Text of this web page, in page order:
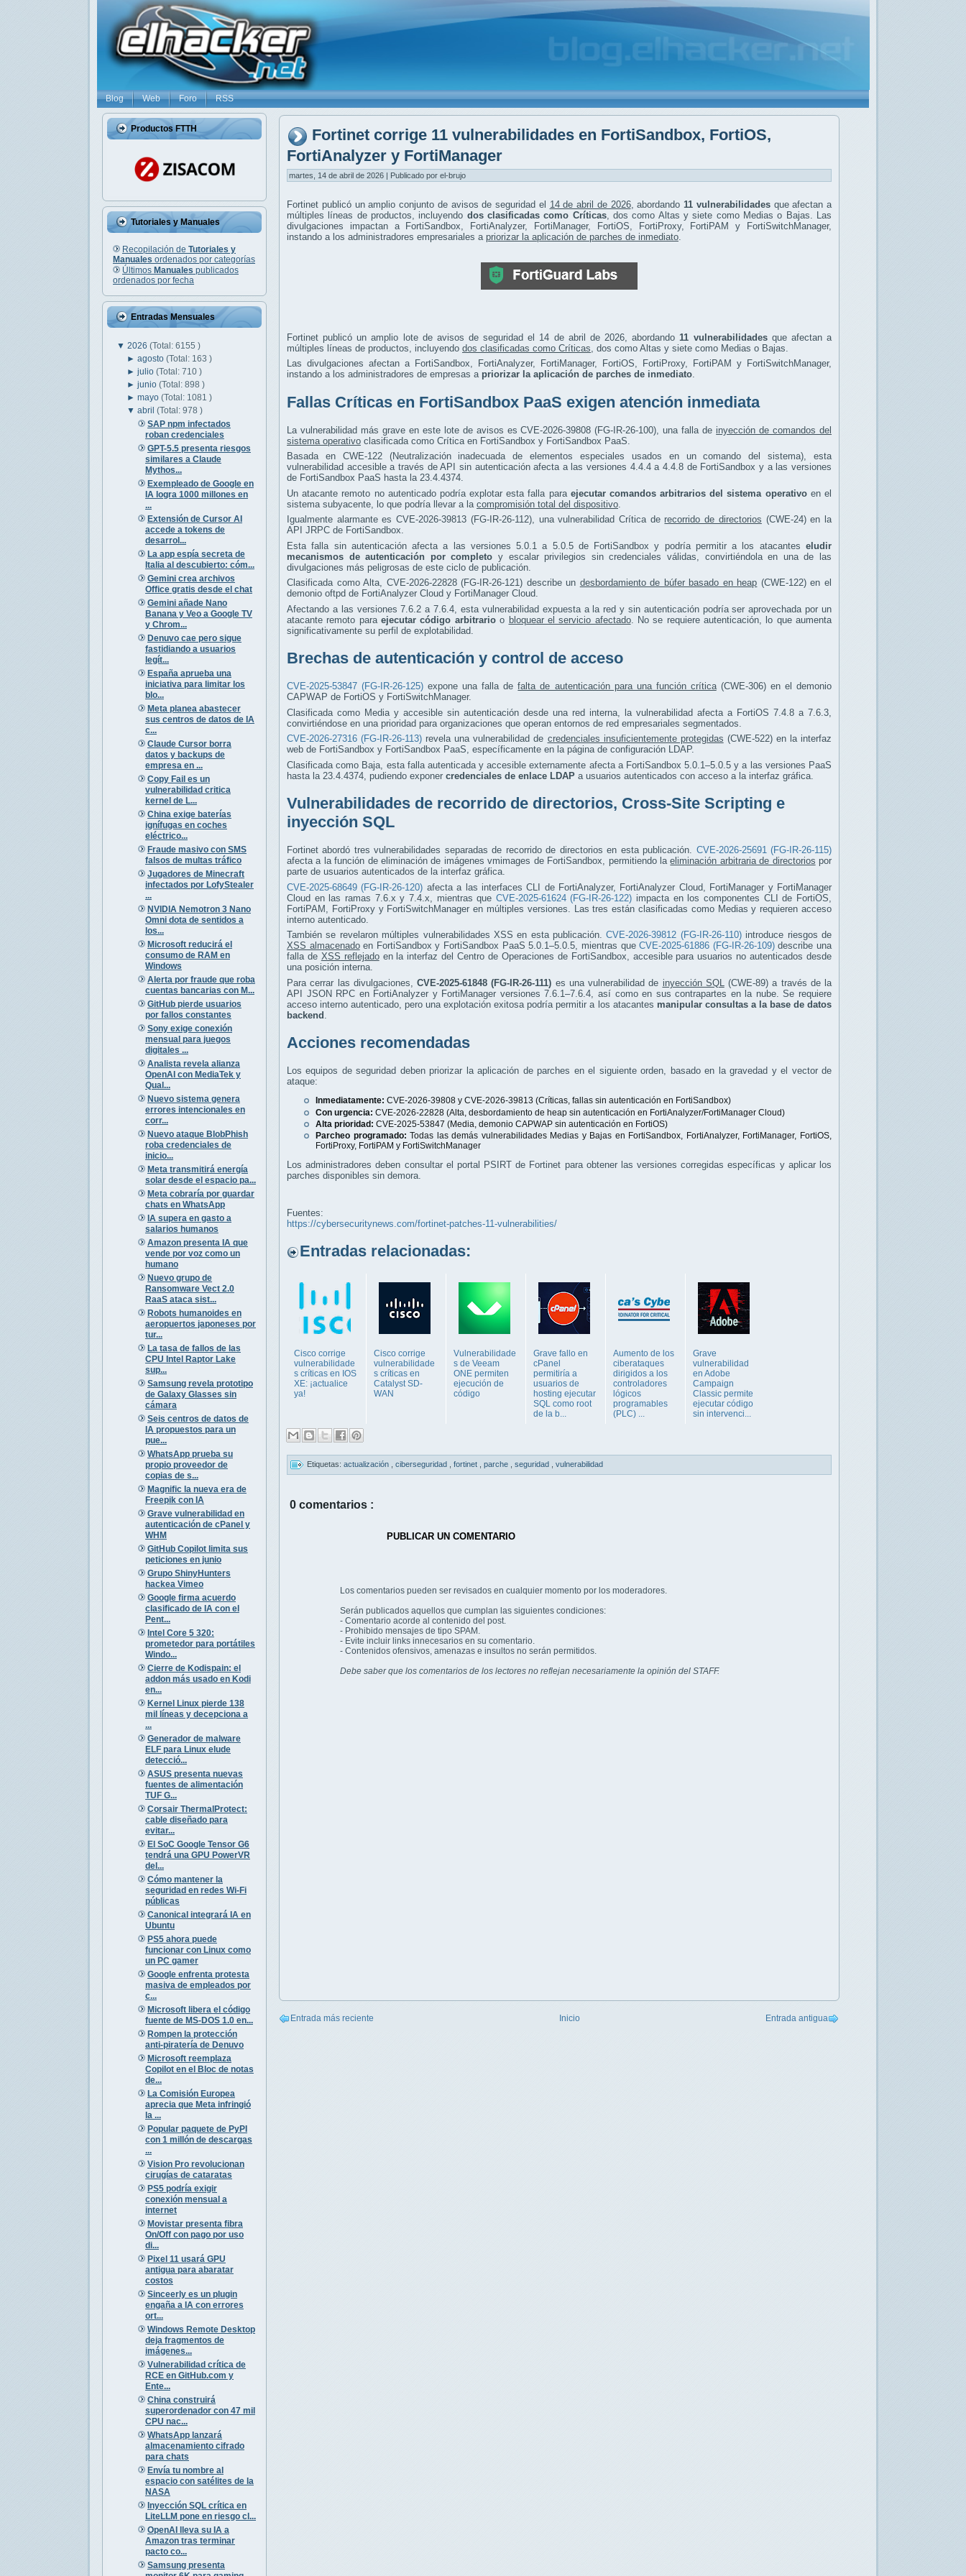
Blog Web Foro RSS
Productos FTTH
Tutoriales y Manuales
Recopilación de Tutoriales y
Manuales ordenados por categorías
Últimos Manuales publicados
ordenados por fecha
Entradas Mensuales
▼ 2026 (Total: 6155 )
►agosto(Total: 163 )
►julio(Total: 710 )
►junio(Total: 898 )
►mayo(Total: 1081 )
▼abril(Total: 978 )
SAP npm infectados
roban credenciales
GPT-5.5 presenta riesgos
similares a Claude
Mythos...
Exempleado de Google en
IA logra 1000 millones en
...
Extensión de Cursor AI
accede a tokens de
desarrol...
La app espía secreta de
Italia al descubierto: cóm...
Gemini crea archivos
Office gratis desde el chat
Gemini añade Nano
Banana y Veo a Google TV
y Chrom...
Denuvo cae pero sigue
fastidiando a usuarios
legít...
España aprueba una
iniciativa para limitar los
blo...
Meta planea abastecer
sus centros de datos de IA
c...
Claude Cursor borra
datos y backups de
empresa en ...
Copy Fail es un
vulnerabilidad critica
kernel de L...
China exige baterías
ignífugas en coches
eléctrico...
Fraude masivo con SMS
falsos de multas tráfico
Jugadores de Minecraft
infectados por LofyStealer
...
NVIDIA Nemotron 3 Nano
Omni dota de sentidos a
los...
Microsoft reducirá el
consumo de RAM en
Windows
Alerta por fraude que roba
cuentas bancarias con M...
GitHub pierde usuarios
por fallos constantes
Sony exige conexión
mensual para juegos
digitales ...
Analista revela alianza
OpenAI con MediaTek y
Qual...
Nuevo sistema genera
errores intencionales en
corr...
Nuevo ataque BlobPhish
roba credenciales de
inicio...
Meta transmitirá energía
solar desde el espacio pa...
Meta cobraría por guardar
chats en WhatsApp
IA supera en gasto a
salarios humanos
Amazon presenta IA que
vende por voz como un
humano
Nuevo grupo de
Ransomware Vect 2.0
RaaS ataca sist...
Robots humanoides en
aeropuertos japoneses por
tur...
La tasa de fallos de las
CPU Intel Raptor Lake
sup...
Samsung revela prototipo
de Galaxy Glasses sin
cámara
Seis centros de datos de
IA propuestos para un
pue...
WhatsApp prueba su
propio proveedor de
copias de s...
Magnific la nueva era de
Freepik con IA
Grave vulnerabilidad en
autenticación de cPanel y
WHM
GitHub Copilot limita sus
peticiones en junio
Grupo ShinyHunters
hackea Vimeo
Google firma acuerdo
clasificado de IA con el
Pent...
Intel Core 5 320:
prometedor para portátiles
Windo...
Cierre de Kodispain: el
addon más usado en Kodi
en...
Kernel Linux pierde 138
mil líneas y decepciona a
...
Generador de malware
ELF para Linux elude
detecció...
ASUS presenta nuevas
fuentes de alimentación
TUF G...
Corsair ThermalProtect:
cable diseñado para
evitar...
El SoC Google Tensor G6
tendrá una GPU PowerVR
del...
Cómo mantener la
seguridad en redes Wi-Fi
públicas
Canonical integrará IA en
Ubuntu
PS5 ahora puede
funcionar con Linux como
un PC gamer
Google enfrenta protesta
masiva de empleados por
c...
Microsoft libera el código
fuente de MS-DOS 1.0 en...
Rompen la protección
anti-piratería de Denuvo
Microsoft reemplaza
Copilot en el Bloc de notas
de...
La Comisión Europea
aprecia que Meta infringió
la ...
Popular paquete de PyPI
con 1 millón de descargas
...
Vision Pro revolucionan
cirugías de cataratas
PS5 podría exigir
conexión mensual a
internet
Movistar presenta fibra
On/Off con pago por uso
di...
Pixel 11 usará GPU
antigua para abaratar
costos
Sinceerly es un plugin
engaña a IA con errores
ort...
Windows Remote Desktop
deja fragmentos de
imágenes...
Vulnerabilidad crítica de
RCE en GitHub.com y
Ente...
China construirá
superordenador con 47 mil
CPU nac...
WhatsApp lanzará
almacenamiento cifrado
para chats
Envía tu nombre al
espacio con satélites de la
NASA
Inyección SQL crítica en
LiteLLM pone en riesgo cl...
OpenAI lleva su IA a
Amazon tras terminar
pacto co...
Samsung presenta
Fortinet corrige 11 vulnerabilidades en FortiSandbox, FortiOS,
FortiAnalyzer y FortiManager
martes, 14 de abril de 2026 | Publicado por el-brujo
Fortinet publicó un amplio conjunto de avisos de seguridad el 14 de abril de 2026, abordando 11 vulnerabilidadesque afectan a
múltiples líneas de productos, incluyendo dos clasificadas como Críticas, dos como Altas y siete como Medias o Bajas. Las
divulgaciones impactan a FortiSandbox, FortiAnalyzer, FortiManager, FortiOS, FortiProxy, FortiPAM y FortiSwitchManager,
instando a los administradores empresariales a priorizar la aplicación de parches de inmediato
Fortinet publicó un amplio lote de avisos de seguridad el 14 de abril de 2026, abordando 11 vulnerabilidadesque afectan a
múltiples líneas de productos, incluyendo dos clasificadas como Críticas , dos como Altas y siete como Medias o Bajas.
Las divulgaciones afectan a FortiSandbox, FortiAnalyzer, FortiManager, FortiOS, FortiProxy, FortiPAM y FortiSwitchManager,
instando a los administradores de empresas a priorizar la aplicación de parches de inmediato.
Fallas Críticas en FortiSandbox PaaS exigen atención inmediata
La vulnerabilidad más grave en este lote de avisos es CVE-2026-39808 (FG-IR-26-100), una falla de inyección de comandos del
sistema operativo clasificada como Crítica en FortiSandbox y FortiSandbox PaaS.
Basada en CWE-122 (Neutralización inadecuada de elementos especiales usados en un comando del sistema), esta
vulnerabilidad accesible a través de API sin autenticación afecta a las versiones 4.4.4 a 4.4.8 de FortiSandbox y a las versiones
de FortiSandbox PaaS hasta la 23.4.4374.
Un atacante remoto no autenticado podría explotar esta falla para ejecutar comandos arbitrarios del sistema operativoen el
sistema subyacente, lo que podría llevar a la compromisión total del dispositivo
Igualmente alarmante es CVE-2026-39813 (FG-IR-26-112), una vulnerabilidad Crítica de recorrido de directorios (CWE-24) en la
API JRPC de FortiSandbox.
Esta falla sin autenticación afecta a las versiones 5.0.1 a 5.0.5 de FortiSandbox y podría permitir a los atacantes eludir
mecanismos de autenticación por completo y escalar privilegios sin credenciales válidas, convirtiéndola en una de las
divulgaciones más peligrosas de este ciclo de publicación.
Clasificada como Alta, CVE-2026-22828 (FG-IR-26-121) describe un desbordamiento de búfer basado en heap (CWE-122) en el
demonio oftpd de FortiAnalyzer Cloud y FortiManager Cloud.
Afectando a las versiones 7.6.2 a 7.6.4, esta vulnerabilidad expuesta a la red y sin autenticación podría ser aprovechada por un
atacante remoto paraejecutar código arbitrarioo bloquear el servicio afectado. No se requiere autenticación, lo que aumenta
significativamente su perfil de explotabilidad.
Brechas de autenticación y control de acceso
CVE-2025-53847 (FG-IR-26-125) expone una falla defalta de autenticación para una función crítica(CWE-306) en el demonio
CAPWAP de FortiOS y FortiSwitchManager.
Clasificada como Media y accesible sin autenticación desde una red interna, la vulnerabilidad afecta a FortiOS 7.4.8 a 7.6.3,
convirtiéndose en una prioridad para organizaciones que operan entornos de red empresariales segmentados.
CVE-2026-27316 (FG-IR-26-113) revela una vulnerabilidad de credenciales insuficientemente protegidas (CWE-522) en la interfaz
web de FortiSandbox y FortiSandbox PaaS, específicamente en la página de configuración LDAP.
Clasificada como Baja, esta falla autenticada y accesible externamente afecta a FortiSandbox 5.0.1–5.0.5 y a las versiones PaaS
hasta la 23.4.4374, pudiendo exponer credenciales de enlace LDAP a usuarios autenticados con acceso a la interfaz gráfica.
Vulnerabilidades de recorrido de directorios, Cross-Site Scripting e
inyección SQL
Fortinet abordó tres vulnerabilidades separadas de recorrido de directorios en esta publicación. CVE-2026-25691 (FG-IR-26-115)
afecta a la función de eliminación de imágenes vmimages de FortiSandbox, permitiendo laeliminación arbitraria de directorios por
parte de usuarios autenticados de la interfaz gráfica.
CVE-2025-68649 (FG-IR-26-120) afecta a las interfaces CLI de FortiAnalyzer, FortiAnalyzer Cloud, FortiManager y FortiManager
Cloud en las ramas 7.6.x y 7.4.x, mientras que CVE-2025-61624 (FG-IR-26-122) impacta en los componentes CLI de FortiOS,
FortiPAM, FortiProxy y FortiSwitchManager en múltiples versiones. Las tres están clasificadas como Medias y requieren acceso
interno autenticado.
También se revelaron múltiples vulnerabilidades XSS en esta publicación.CVE-2026-39812 (FG-IR-26-110)introduce riesgos de
XSS almacenadoen FortiSandbox y FortiSandbox PaaS 5.0.1–5.0.5, mientras queCVE-2025-61886 (FG-IR-26-109)describe una
falla de XSS reflejadoen la interfaz del Centro de Operaciones de FortiSandbox, accesible para usuarios no autenticados desde
una posición interna.
Para cerrar las divulgaciones, CVE-2025-61848 (FG-IR-26-111) es una vulnerabilidad de inyección SQL
(CWE-89) a través de la
API JSON RPC en FortiAnalyzer y FortiManager versiones 7.6.1–7.6.4, así como en sus contrapartes en la nube. Se requiere
acceso interno autenticado, pero una explotación exitosa podría permitir a los atacantes manipular consultas a la base de datos
backend
Acciones recomendadas
Los equipos de seguridad deben priorizar la aplicación de parches en el siguiente orden, basado en la gravedad y el vector de
ataque:
Inmediatamente: CVE-2026-39808 y CVE-2026-39813 (Críticas, fallas sin autenticación en FortiSandbox)
Con urgencia: CVE-2026-22828 (Alta, desbordamiento de heap sin autenticación en FortiAnalyzer/FortiManager Cloud)
Alta prioridad: CVE-2025-53847 (Media, demonio CAPWAP sin autenticación en FortiOS)
Parcheo programado: Todas las demás vulnerabilidades Medias y Bajas en FortiSandbox, FortiAnalyzer, FortiManager, FortiOS,
FortiProxy, FortiPAM y FortiSwitchManager
Los administradores deben consultar el portal PSIRT de Fortinet para obtener las versiones corregidas específicas y aplicar los
parches disponibles sin demora.
Fuentes:
https://cybersecuritynews.com/fortinet-patches-11-vulnerabilities/
Entradas relacionadas:
Cisco corrige
vulnerabilidade
s críticas en IOS
XE: ¡actualice
ya!
Cisco corrige
vulnerabilidade
s críticas en
Catalyst SD-
WAN
Vulnerabilidade
s de Veeam
ONE permiten
ejecución de
código
Grave fallo en
cPanel
permitiría a
usuarios de
hosting ejecutar
SQL como root
de la b...
Aumento de los
ciberataques
dirigidos a los
controladores
lógicos
programables
(PLC) ...
Grave
vulnerabilidad
en Adobe
Campaign
Classic permite
ejecutar código
sin intervenci...
Etiquetas: actualización ciberseguridad fortinet parche seguridad vulnerabilidad
0 comentarios :
PUBLICAR UN COMENTARIO
Los comentarios pueden ser revisados en cualquier momento por los moderadores.
Serán publicados aquellos que cumplan las siguientes condiciones:
- Comentario acorde al contenido del post.
- Prohibido mensajes de tipo SPAM.
- Evite incluir links innecesarios en su comentario.
- Contenidos ofensivos, amenazas e insultos no serán permitidos.
Debe saber que los comentarios de los lectores no reflejan necesariamente la opinión del STAFF.
Entrada más reciente Entrada antigua
Inicio